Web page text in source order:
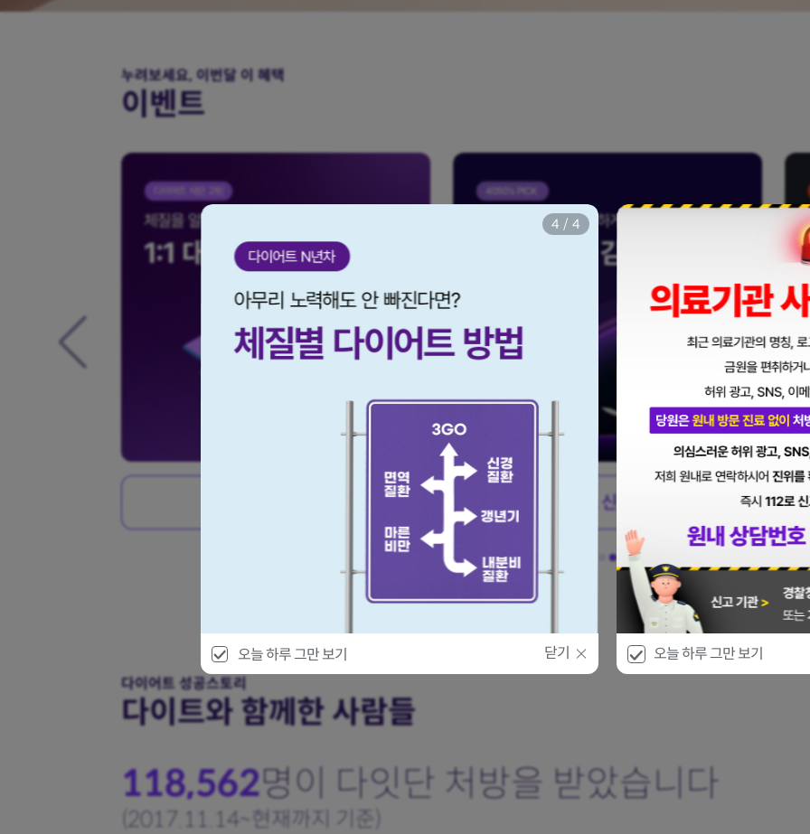
1 / 4
오늘 하루 그만 보기 닫기 오늘 하루 그만 보기
누려보세요,이번달 이 혜택
이벤트
이벤트 신청하기
다이어트 성공스토리
다이트와 함께한 사람들
118,562명이 다잇단 처방을 받았습니다
(2017.11.14~현재까지 기준)